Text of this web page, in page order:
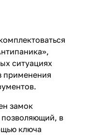
ситуациях
применения
замок
позволяющий, в
ключа